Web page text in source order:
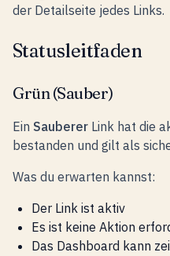
der Detailseite jedes Links.
Statusleitfaden
Grün (Sauber)
Ein Sauberer Link hat die
bestanden und gilt als
Was du erwarten kannst:
Der Link ist aktiv
Es ist keine Aktion
Das Dashboard kann